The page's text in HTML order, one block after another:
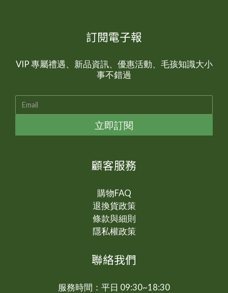
訂閱電子報
VIP 專屬禮遇、新品資訊、優惠活動、毛孩知識大小
事不錯過
立即訂閱
顧客服務
購物FAQ
退換貨政策
條款與細則
隱私權政策
聯絡我們
服務時間：平日 09:30~18:30